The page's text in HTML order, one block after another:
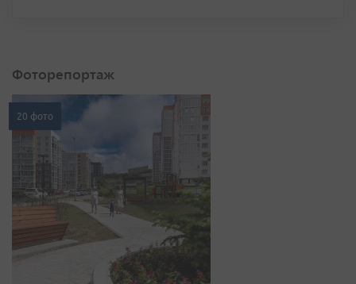
Фоторепортаж
20 фото